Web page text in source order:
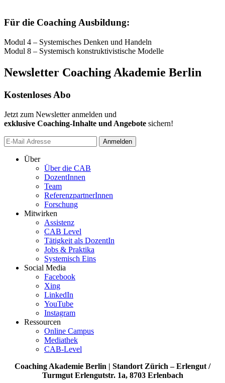
Für die Coaching Ausbildung:
Modul 4 – Systemisches Denken und Handeln
Modul 8 – Systemisch konstruktivistische Modelle
Newsletter Coaching Akademie Berlin
Kostenloses Abo
Jetzt zum Newsletter anmelden und
exklusive Coaching-Inhalte und Angebote sichern!
Anmelden
Über
Über die CAB
DozentInnen
Team
ReferenzpartnerInnen
Forschung
Mitwirken
Assistenz
CAB Level
Tätigkeit als DozentIn
Jobs & Praktika
Systemisch Eins
Social Media
Facebook
Xing
LinkedIn
YouTube
Instagram
Ressourcen
Online Campus
Mediathek
CAB-Level
Coaching Akademie Berlin | Standort Zürich – Erlengut /
Turmgut Erlengutstr. 1a, 8703 Erlenbach